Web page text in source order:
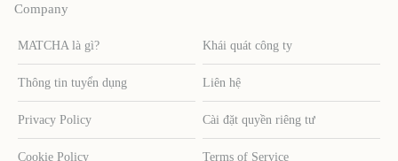
Company
MATCHA là gì? Khái quát công ty
Thông tin tuyển dụng Liên hệ
Privacy Policy Cài đặt quyền riêng tư
Cookie Policy Terms of Service